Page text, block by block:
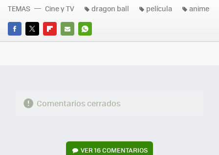
FACEBOOK
TWITTERFLIPBOARD
E-
WHATSAPP
TEMAS Cine y TV dragon ball película anime
Comentarios cerrados
VER16 COMENTARIOS